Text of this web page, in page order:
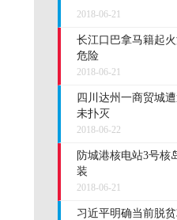
2018-06-21
长江口巴拿马籍起
危险
2018-06-21
四川达州一商贸城
未扑灭
2018-06-22
防城港核电站3号核
装
2018-06-21
习近平明确当前脱